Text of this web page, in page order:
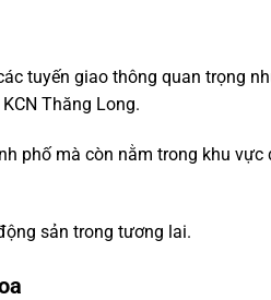
tuyến giao thông quan trọng
Thăng Long.
phố mà còn nằm trong khu vực
sản trong tương lai.